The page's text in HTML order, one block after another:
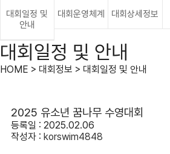
대회일정 및
안내
대회운영체계 대회상세정보
대회일정 및 안내
HOME > 대회정보 > 대회일정 및 안내
2025 유소년 꿈나무 수영대회
등록일 : 2025.02.06
작성자 : korswim4848